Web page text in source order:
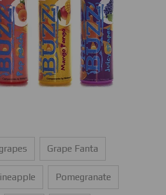
Grape Fanta
Pomegranate